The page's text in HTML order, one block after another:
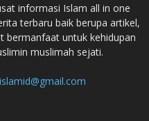
informasi Islam all in one
terbaru baik berupa artikel,
bermanfaat untuk kehidupan
muslimah sejati.